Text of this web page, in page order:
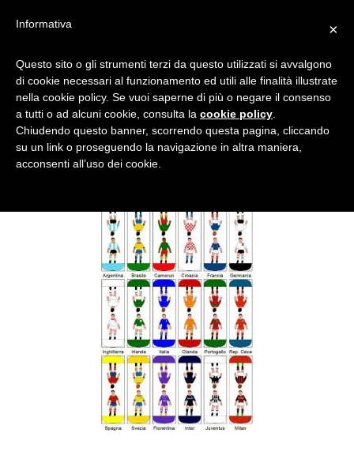
GIOCATORI_PANORAMICA_
MINI
×
Informativa
Questo sito o gli strumenti terzi da questo utilizzati si avvalgono
di cookie necessari al funzionamento ed utili alle finalità illustrate
nella cookie policy. Se vuoi saperne di più o negare il consenso
a tutti o ad alcuni cookie, consulta la cookie policy
Chiudendo questo banner, scorrendo questa pagina, cliccando
su un link o proseguendo la navigazione in altra maniera,
acconsenti all’uso dei cookie.